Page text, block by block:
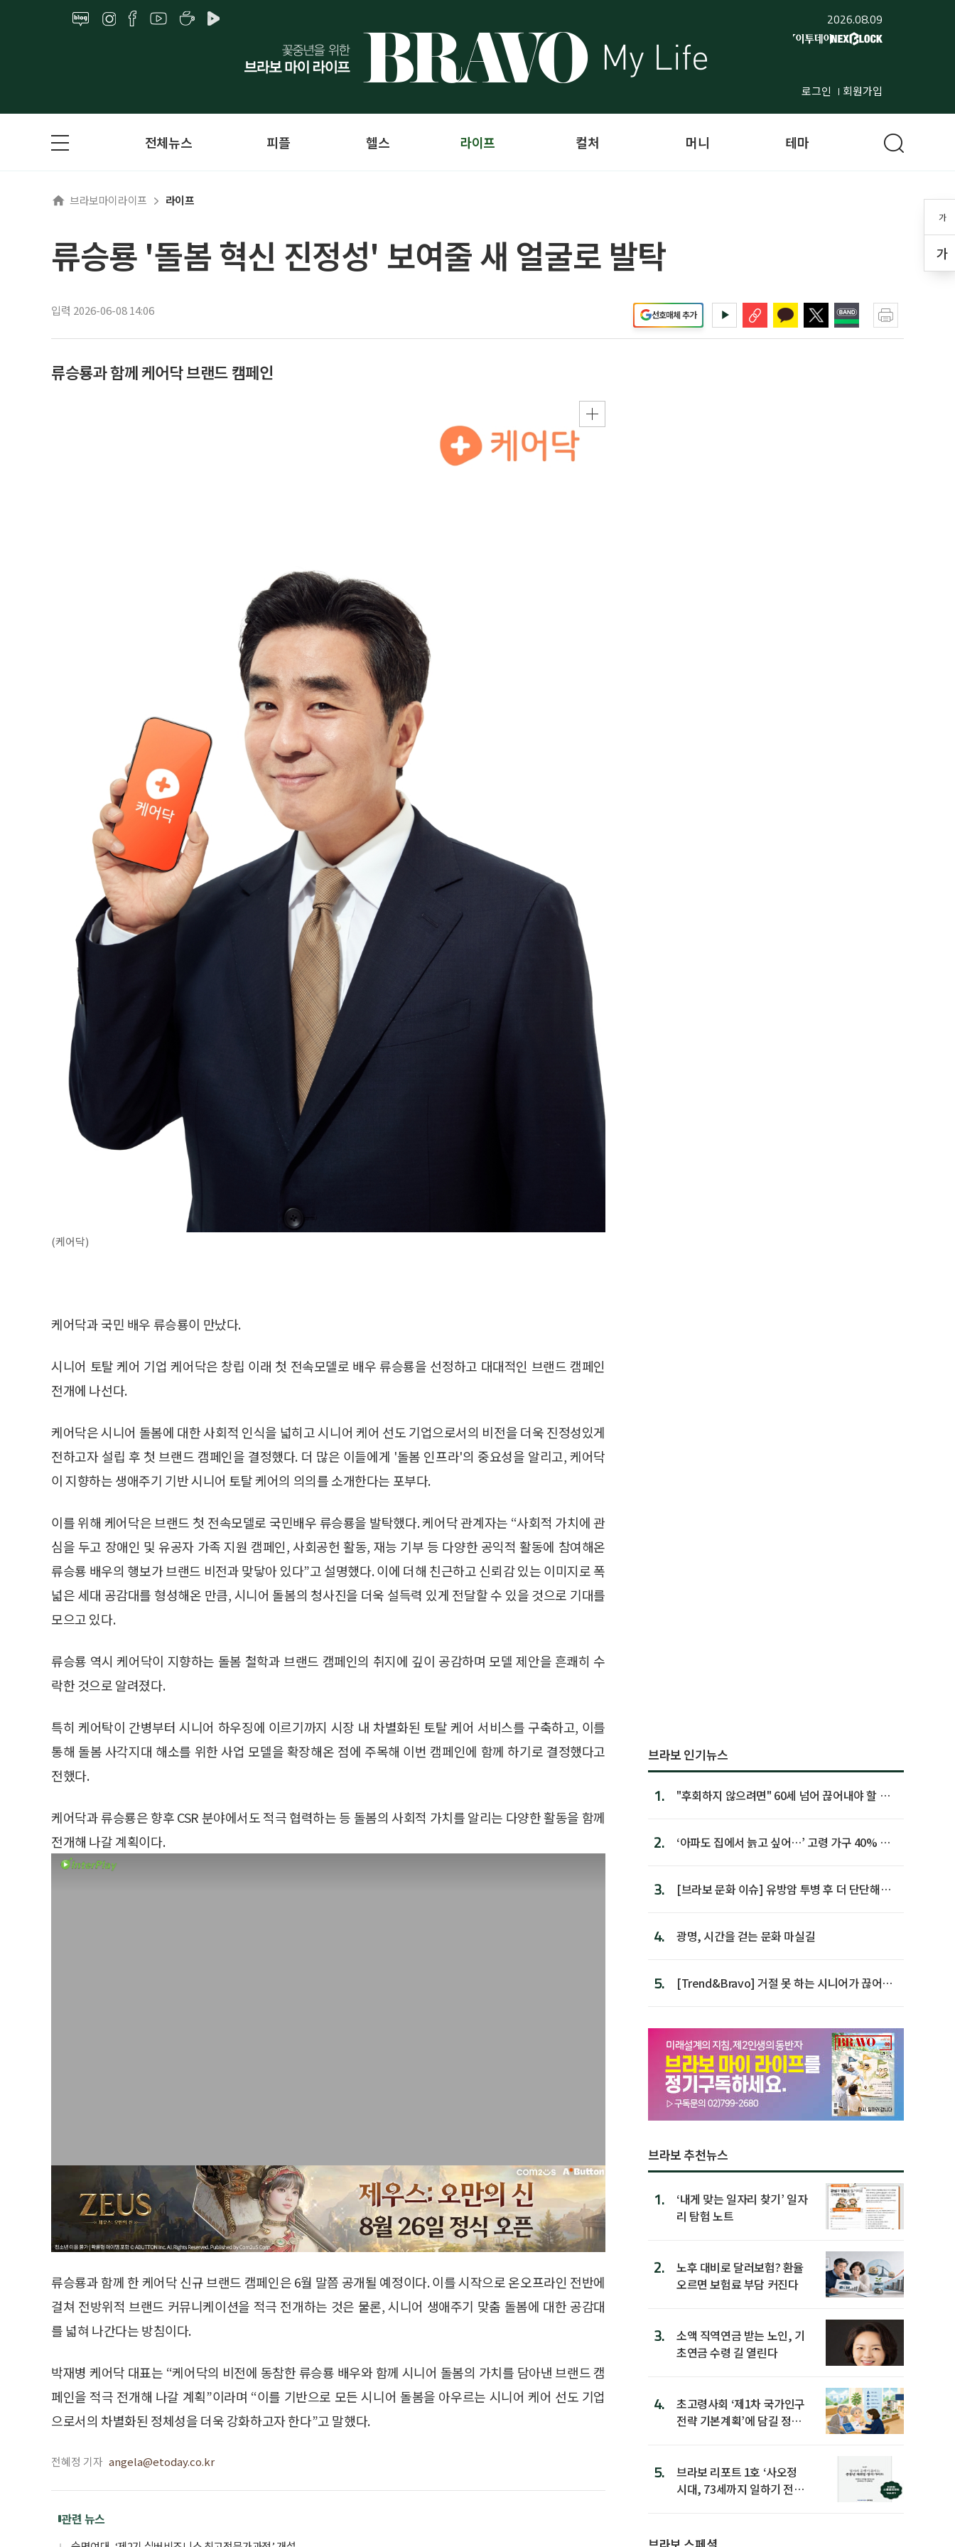
2026.08.09
로그인 회원가입
가
가
전체뉴스 피플 헬스 라이프 컬처 머니 테마
브라보마이라이프 라이프
류승룡 '돌봄 혁신 진정성' 보여줄 새 얼굴로 발탁
입력 2026-06-08 14:06 선호매체 추가
류승룡과 함께 케어닥 브랜드 캠페인
(케어닥)
케어닥과 국민 배우 류승룡이 만났다.
시니어 토탈 케어 기업 케어닥은 창립 이래 첫 전속모델로 배우 류승룡을 선정하고 대대적인 브랜드 캠페인
전개에 나선다.
케어닥은 시니어 돌봄에 대한 사회적 인식을 넓히고 시니어 케어 선도 기업으로서의 비전을 더욱 진정성있게
전하고자 설립 후 첫 브랜드 캠페인을 결정했다. 더 많은 이들에게 '돌봄 인프라'의 중요성을 알리고, 케어닥
이 지향하는 생애주기 기반 시니어 토탈 케어의 의의를 소개한다는 포부다.
이를 위해 케어닥은 브랜드 첫 전속모델로 국민배우 류승룡을 발탁했다. 케어닥 관계자는 “사회적 가치에 관
심을 두고 장애인 및 유공자 가족 지원 캠페인, 사회공헌 활동, 재능 기부 등 다양한 공익적 활동에 참여해온
류승룡 배우의 행보가 브랜드 비전과 맞닿아 있다”고 설명했다. 이에 더해 친근하고 신뢰감 있는 이미지로 폭
넓은 세대 공감대를 형성해온 만큼, 시니어 돌봄의 청사진을 더욱 설득력 있게 전달할 수 있을 것으로 기대를
모으고 있다.
류승룡 역시 케어닥이 지향하는 돌봄 철학과 브랜드 캠페인의 취지에 깊이 공감하며 모델 제안을 흔쾌히 수
락한 것으로 알려졌다.
특히 케어탁이 간병부터 시니어 하우징에 이르기까지 시장 내 차별화된 토탈 케어 서비스를 구축하고, 이를
통해 돌봄 사각지대 해소를 위한 사업 모델을 확장해온 점에 주목해 이번 캠페인에 함께 하기로 결정했다고
전했다.
케어닥과 류승룡은 향후 CSR 분야에서도 적극 협력하는 등 돌봄의 사회적 가치를 알리는 다양한 활동을 함께
전개해 나갈 계획이다.
류승룡과 함께 한 케어닥 신규 브랜드 캠페인은 6월 말쯤 공개될 예정이다. 이를 시작으로 온오프라인 전반에
걸쳐 전방위적 브랜드 커뮤니케이션을 적극 전개하는 것은 물론, 시니어 생애주기 맞춤 돌봄에 대한 공감대
를 넓혀 나간다는 방침이다.
박재병 케어닥 대표는 “케어닥의 비전에 동참한 류승룡 배우와 함께 시니어 돌봄의 가치를 담아낸 브랜드 캠
페인을 적극 전개해 나갈 계획”이라며 “이를 기반으로 모든 시니어 돌봄을 아우르는 시니어 케어 선도 기업
으로서의 차별화된 정체성을 더욱 강화하고자 한다”고 말했다.
전혜정 기자 angela@etoday.co.kr
관련 뉴스
브라보 인기뉴스
1.
"후회하지 않으려면" 60세 넘어 끊어내야 할 사
2.
‘아파도 집에서 늙고 싶어…’ 고령 가구 40% 노
3.
[브라보 문화 이슈] 유방암 투병 후 더 단단해진
4. 광명, 시간을 걷는 문화 마실길
5.
[Trend&Bravo] 거절 못 하는 시니어가 끊어야
브라보 추천뉴스
1.
‘내게 맞는 일자리 찾기’ 일자
리 탐험 노트
2.
노후 대비로 달러보험? 환율
오르면 보험료 부담 커진다
3.
소액 직역연금 받는 노인, 기
초연금 수령 길 열린다
4.
초고령사회 ‘제1차 국가인구
전략 기본계획’에 담길 정책
5.
브라보 리포트 1호 ‘사오정
시대, 73세까지 일하기 전략’